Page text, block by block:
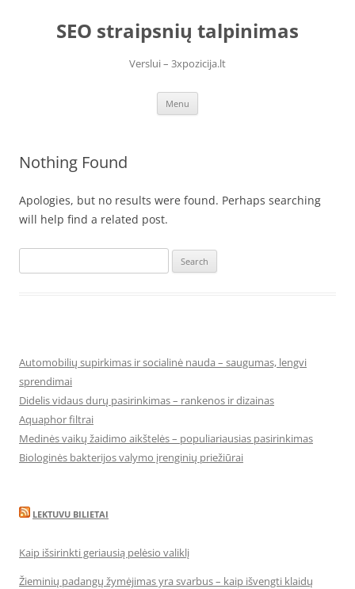
contentSEO straipsnių talpinimas
Verslui – 3xpozicija.lt
Menu
Nothing Found
Apologies, but no results were found. Perhaps searching
will help find a related post.
for:
Automobilių supirkimas ir socialinė nauda – saugumas, lengvi
sprendimai
Didelis vidaus durų pasirinkimas – rankenos ir dizainas
Aquaphor filtrai
Medinės vaikų žaidimo aikštelės – populiariausias pasirinkimas
Biologinės bakterijos valymo įrenginių priežiūrai
LEKTUVU BILIETAI
Kaip išsirinkti geriausią pelėsio valiklį
Žieminių padangų žymėjimas yra svarbus – kaip išvengti klaidų